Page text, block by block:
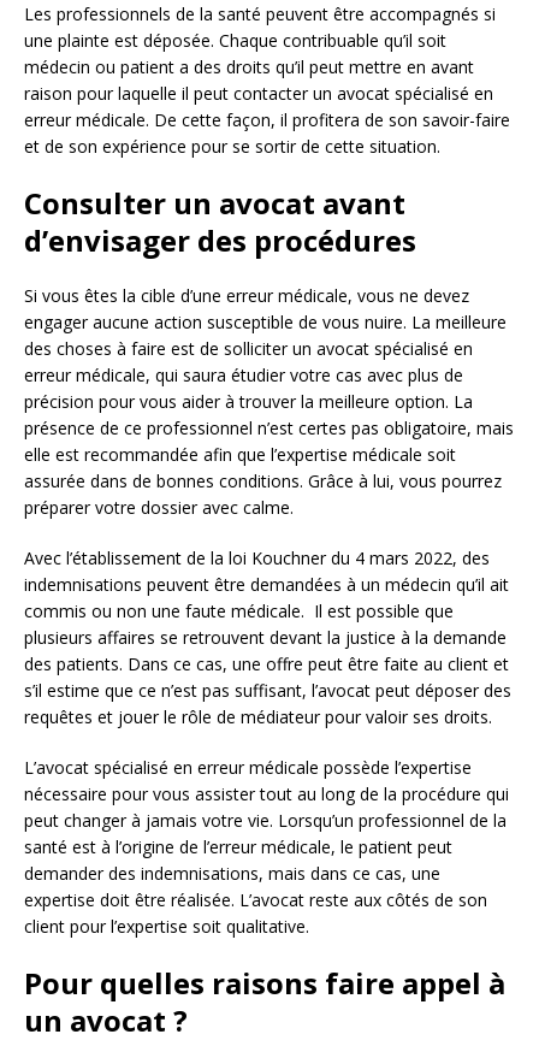
Les professionnels de la santé peuvent être accompagnés si
une plainte est déposée. Chaque contribuable qu’il soit
médecin ou patient a des droits qu’il peut mettre en avant
raison pour laquelle il peut contacter un avocat spécialisé en
erreur médicale. De cette façon, il profitera de son savoir-faire
et de son expérience pour se sortir de cette situation.
Consulter un avocat avant
d’envisager des procédures
Si vous êtes la cible d’une erreur médicale, vous ne devez
engager aucune action susceptible de vous nuire. La meilleure
des choses à faire est de solliciter un avocat spécialisé en
erreur médicale, qui saura étudier votre cas avec plus de
précision pour vous aider à trouver la meilleure option. La
présence de ce professionnel n’est certes pas obligatoire, mais
elle est recommandée afin que l’expertise médicale soit
assurée dans de bonnes conditions. Grâce à lui, vous pourrez
préparer votre dossier avec calme.
Avec l’établissement de la loi Kouchner du 4 mars 2022, des
indemnisations peuvent être demandées à un médecin qu’il ait
commis ou non une faute médicale. Il est possible que
plusieurs affaires se retrouvent devant la justice à la demande
des patients. Dans ce cas, une offre peut être faite au client et
s’il estime que ce n’est pas suffisant, l’avocat peut déposer des
requêtes et jouer le rôle de médiateur pour valoir ses droits.
L’avocat spécialisé en erreur médicale possède l’expertise
nécessaire pour vous assister tout au long de la procédure qui
peut changer à jamais votre vie. Lorsqu’un professionnel de la
santé est à l’origine de l’erreur médicale, le patient peut
demander des indemnisations, mais dans ce cas, une
expertise doit être réalisée. L’avocat reste aux côtés de son
client pour l’expertise soit qualitative.
Pour quelles raisons faire appel à
un avocat ?